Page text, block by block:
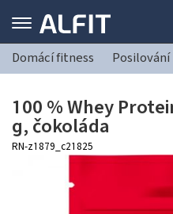
Domácí fitness Posilování
100 % Whey
g, čokoláda
RN-z1879_c21825